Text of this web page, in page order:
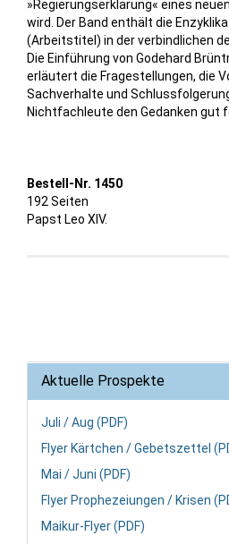
»Regierungserklärung« eines
wird. Der Band enthält die
(Arbeitstitel) in der verbindlichen
Die Einführung von Godehard
erläutert die Fragestellungen, die
Sachverhalte und
Nichtfachleute den Gedanken gut
Bestell-Nr. 1450
192 Seiten
Papst Leo XIV.
Aktuelle Prospekte
Juli / Aug (PDF)
Flyer Kärtchen / Gebetszettel
Mai / Juni (PDF)
Flyer Prophezeiungen / Krisen
Maikur-Flyer (PDF)